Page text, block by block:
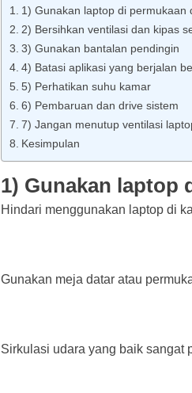
1) Gunakan laptop di permukaan
2) Bersihkan ventilasi dan kipas
3) Gunakan bantalan pendingin
4) Batasi aplikasi yang berjalan
5) Perhatikan suhu kamar
6) Pembaruan dan drive sistem
7) Jangan menutup ventilasi
Kesimpulan
1) Gunakan laptop
Hindari menggunakan laptop di
Gunakan meja datar atau
Sirkulasi udara yang baik sangat